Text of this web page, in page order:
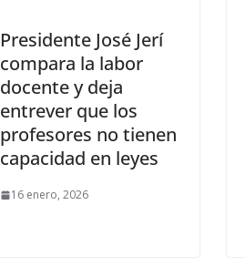
Presidente José Jerí
compara la labor
docente y deja
entrever que los
profesores no tienen
capacidad en leyes
16 enero, 2026